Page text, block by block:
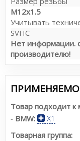
M12x1.5
Учитывать
SVHC
Нет информации.
производителю!
Товар подходит к
- BMW:
X1
Товарная группа: